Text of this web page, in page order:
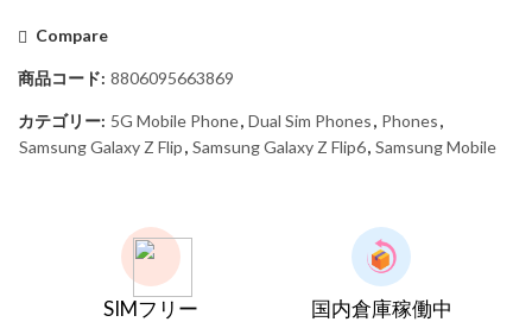
Compare
商品コード: 8806095663869
カテゴリー: 5G Mobile Phone, Dual Sim Phones, Phones,
Samsung Galaxy Z Flip, Samsung Galaxy Z Flip6, Samsung Mobile
SIMフリー
国内倉庫稼働中